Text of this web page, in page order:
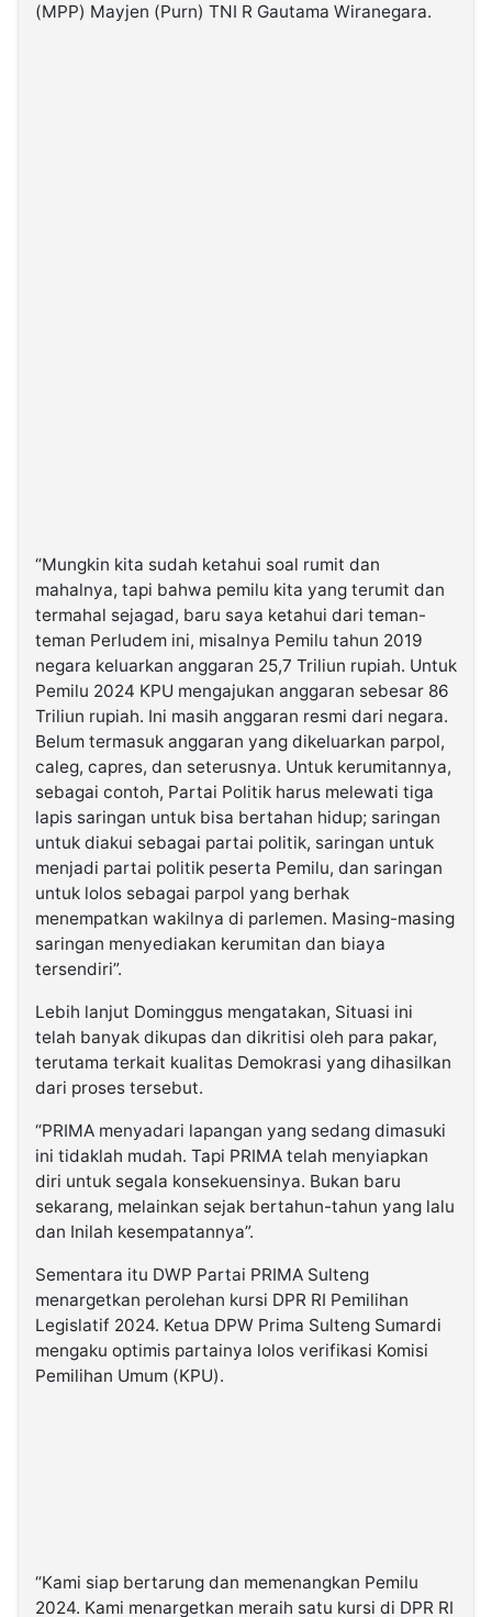
(MPP) Mayjen (Purn) TNI R Gautama Wiranegara.
“Mungkin kita sudah ketahui soal rumit dan
mahalnya, tapi bahwa pemilu kita yang terumit dan
termahal sejagad, baru saya ketahui dari teman-
teman Perludem ini, misalnya Pemilu tahun 2019
negara keluarkan anggaran 25,7 Triliun rupiah. Untuk
Pemilu 2024 KPU mengajukan anggaran sebesar 86
Triliun rupiah. Ini masih anggaran resmi dari negara.
Belum termasuk anggaran yang dikeluarkan parpol,
caleg, capres, dan seterusnya. Untuk kerumitannya,
sebagai contoh, Partai Politik harus melewati tiga
lapis saringan untuk bisa bertahan hidup; saringan
untuk diakui sebagai partai politik, saringan untuk
menjadi partai politik peserta Pemilu, dan saringan
untuk lolos sebagai parpol yang berhak
menempatkan wakilnya di parlemen. Masing-masing
saringan menyediakan kerumitan dan biaya
tersendiri”.
Lebih lanjut Dominggus mengatakan, Situasi ini
telah banyak dikupas dan dikritisi oleh para pakar,
terutama terkait kualitas Demokrasi yang dihasilkan
dari proses tersebut.
“PRIMA menyadari lapangan yang sedang dimasuki
ini tidaklah mudah. Tapi PRIMA telah menyiapkan
diri untuk segala konsekuensinya. Bukan baru
sekarang, melainkan sejak bertahun-tahun yang lalu
dan Inilah kesempatannya”.
Sementara itu DWP Partai PRIMA Sulteng
menargetkan perolehan kursi DPR RI Pemilihan
Legislatif 2024. Ketua DPW Prima Sulteng Sumardi
mengaku optimis partainya lolos verifikasi Komisi
Pemilihan Umum (KPU).
“Kami siap bertarung dan memenangkan Pemilu
2024. Kami menargetkan meraih satu kursi di DPR RI